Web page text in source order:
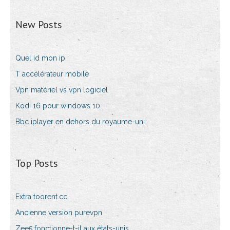
New Posts
Quel id mon ip
T accélérateur mobile
Vpn matériel vs vpn logiciel
Kodi 16 pour windows 10
Bbc iplayer en dehors du royaume-uni
Top Posts
Extra toorent.cc
Ancienne version purevpn